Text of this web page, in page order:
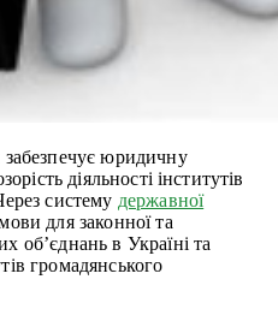
забезпечує юридичну
діяльності інститутів
систему державної
для законної та
об’єднань в Україні та
громадянського